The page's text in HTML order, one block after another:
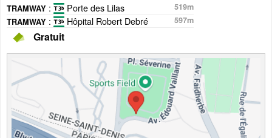
TRAMWAY : Porte des Lilas
519m
TRAMWAY : Hôpital Robert Debré 597m
Gratuit